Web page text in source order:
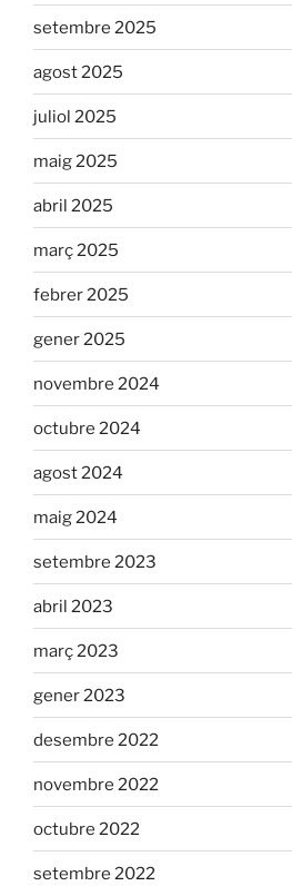
setembre 2025
agost 2025
juliol 2025
maig 2025
abril 2025
març 2025
febrer 2025
gener 2025
novembre 2024
octubre 2024
agost 2024
maig 2024
setembre 2023
abril 2023
març 2023
gener 2023
desembre 2022
novembre 2022
octubre 2022
setembre 2022